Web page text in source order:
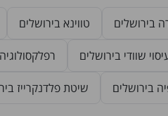
בירושלים טווינא בירושלים
שוודי בירושלים
בירושלים שיטת פלדנקרייז